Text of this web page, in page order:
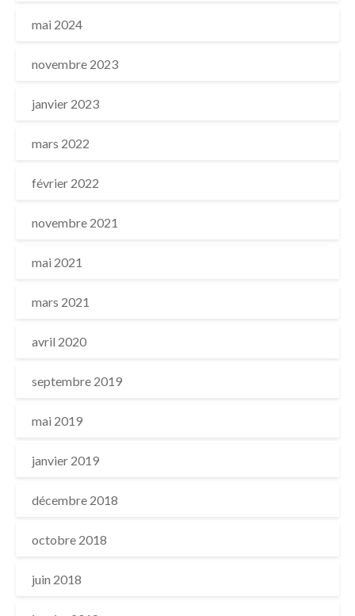
mai 2024
novembre 2023
janvier 2023
mars 2022
février 2022
novembre 2021
mai 2021
mars 2021
avril 2020
septembre 2019
mai 2019
janvier 2019
décembre 2018
octobre 2018
juin 2018